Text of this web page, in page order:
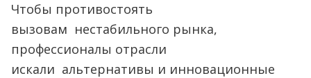
Чтобы противостоять
вызовам нестабильного рынка,
профессионалы отрасли
искали альтернативы и инновационные